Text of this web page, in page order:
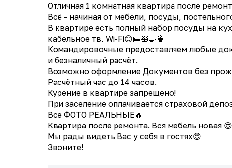
Отличная 1 комнатная квартира после
Всё - начиная от мебели, посуды,
В квартире есть полный набор посуды на
кабельное тв, Wi-Fi😊🛌🛀🍳🍵
Командировочные предоставляем любые
и безналичный расчёт.
Возможно оформление Документов без
Расчётный час до 14 часов.
Курение в квартире запрещено!
При заселение оплачивается страховой
Все ФОТО РЕАЛЬНЫЕ🔥
Квартира после ремонта. Вся мебель новая
Мы рады видеть Вас у себя в гостях😍
Звоните!